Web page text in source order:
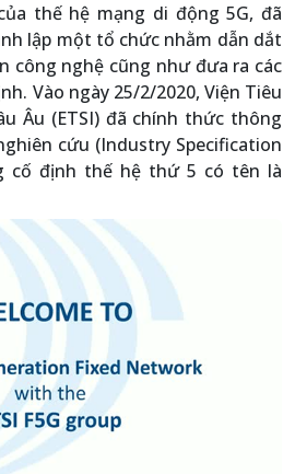
thế hệ mạng di động 5G, đã
lập một tổ chức nhằm dẫn dắt
công nghệ cũng như đưa ra các
Vào ngày 25/2/2020, Viện Tiêu
Âu (ETSI) đã chính thức thông
cứu (Industry Specification
cố định thế hệ thứ 5 có tên là